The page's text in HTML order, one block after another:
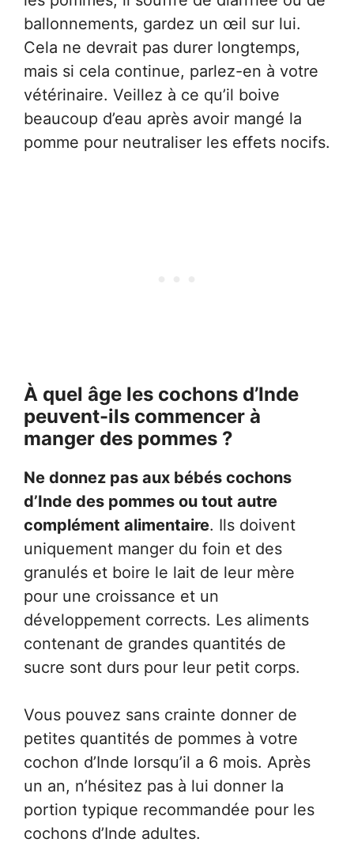
ballonnements, gardez un œil sur lui.
Cela ne devrait pas durer longtemps,
mais si cela continue, parlez-en à votre
vétérinaire. Veillez à ce qu’il boive
beaucoup d’eau après avoir mangé la
pomme pour neutraliser les effets nocifs.
À quel âge les cochons d’Inde
peuvent-ils commencer à
manger des pommes ?
Ne donnez pas aux bébés cochons
d’Inde des pommes ou tout autre
complément alimentaire. Ils doivent
uniquement manger du foin et des
granulés et boire le lait de leur mère
pour une croissance et un
développement corrects. Les aliments
contenant de grandes quantités de
sucre sont durs pour leur petit corps.
Vous pouvez sans crainte donner de
petites quantités de pommes à votre
cochon d’Inde lorsqu’il a 6 mois. Après
un an, n’hésitez pas à lui donner la
portion typique recommandée pour les
cochons d’Inde adultes.